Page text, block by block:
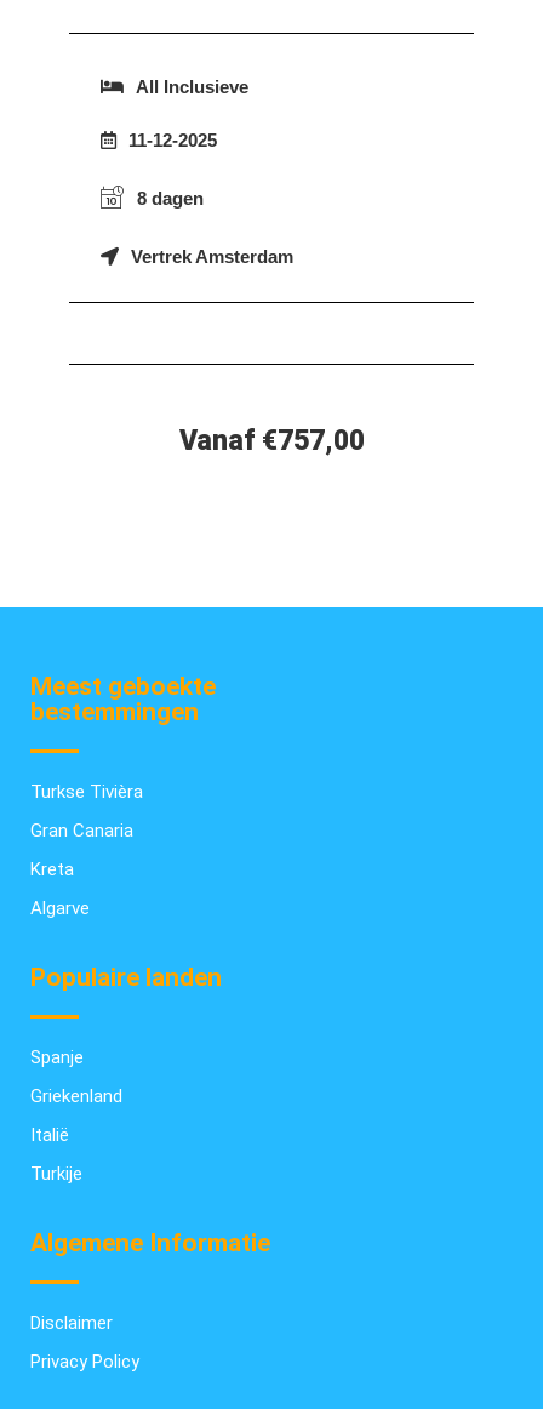
All Inclusieve
11-12-2025
8 dagen
Vertrek Amsterdam
Vanaf €757,00
Meest geboekte
bestemmingen
Turkse Tivièra
Gran Canaria
Kreta
Algarve
Populaire landen
Spanje
Griekenland
Italië
Turkije
Algemene Informatie
Disclaimer
Privacy Policy